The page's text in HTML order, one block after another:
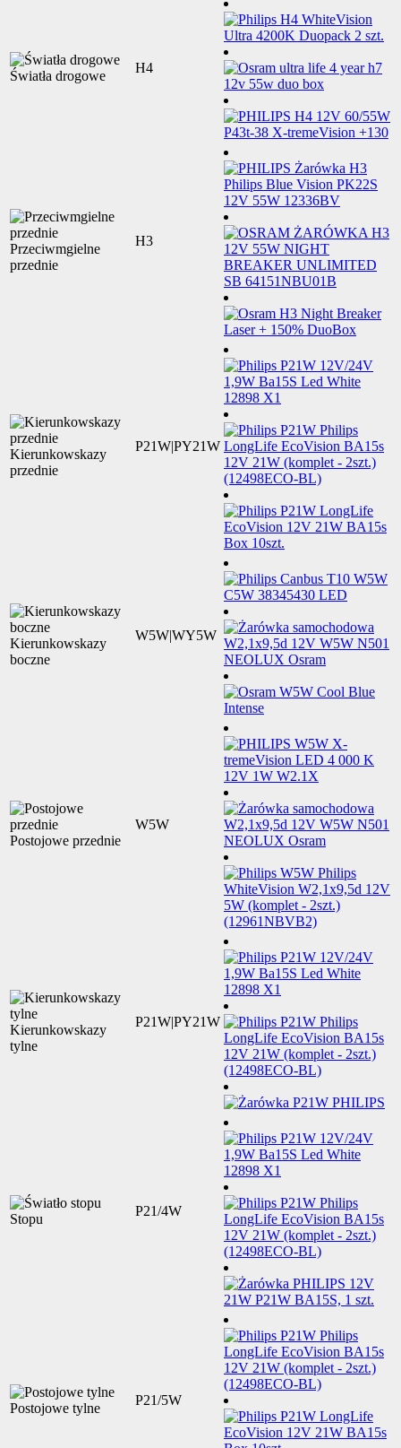
Światła drogowe
H4
Przeciwmgielne
przednie
H3
Kierunkowskazy
przednie
P21W|PY21W
Kierunkowskazy
boczne
W5W|WY5W
Postojowe przednie
W5W
Kierunkowskazy
tylne
P21W|PY21W
Stopu
P21/4W
Postojowe tylne
P21/5W